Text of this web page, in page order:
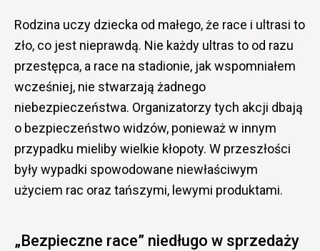
Rodzina uczy dziecka od małego, że race i ultrasi to
zło, co jest nieprawdą. Nie każdy ultras to od razu
przestępca, a race na stadionie, jak wspomniałem
wcześniej, nie stwarzają żadnego
niebezpieczeństwa. Organizatorzy tych akcji dbają
o bezpieczeństwo widzów, ponieważ w innym
przypadku mieliby wielkie kłopoty. W przeszłości
były wypadki spowodowane niewłaściwym
użyciem rac oraz tańszymi, lewymi produktami.
„Bezpieczne race” niedługo w sprzedaży